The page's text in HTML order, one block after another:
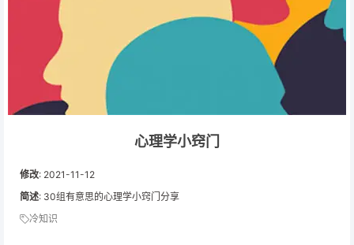
心理学小窍门
修改: 2021-11-12
简述: 30组有意思的心理学小窍门分享
冷知识